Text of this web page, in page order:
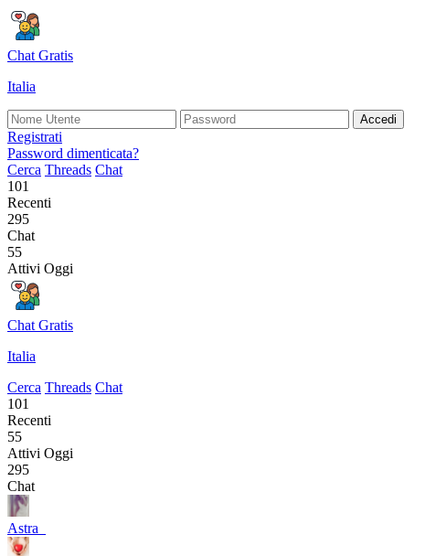
Chat Gratis
Italia
Accedi
Registrati
Password dimenticata?
Cerca Threads Chat
101
Recenti
295
Chat
55
Attivi Oggi
Chat Gratis
Italia
Cerca Threads Chat
101
Recenti
55
Attivi Oggi
295
Chat
Astra_